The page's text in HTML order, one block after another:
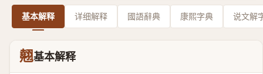
基本解释 详细解释 國語辭典 康熙字典 说文解
翹基本解释